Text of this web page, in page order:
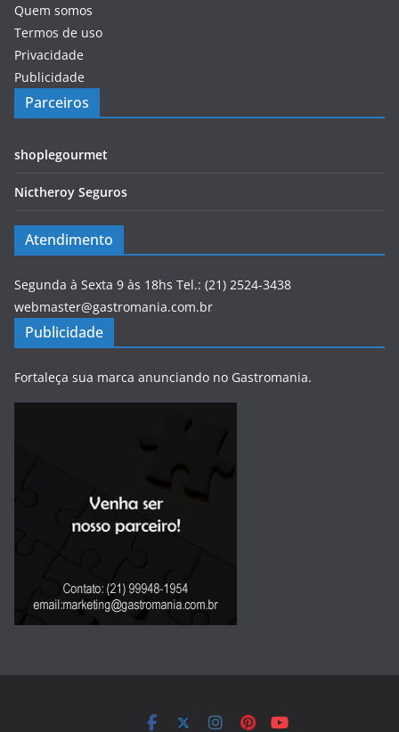
Quem somos
Termos de uso
Privacidade
Publicidade
Parceiros
shoplegourmet
Nictheroy Seguros
Atendimento
Segunda à Sexta 9 às 18hs Tel.: (21) 2524-3438
webmaster@gastromania.com.br
Publicidade
Fortaleça sua marca anunciando no Gastromania.